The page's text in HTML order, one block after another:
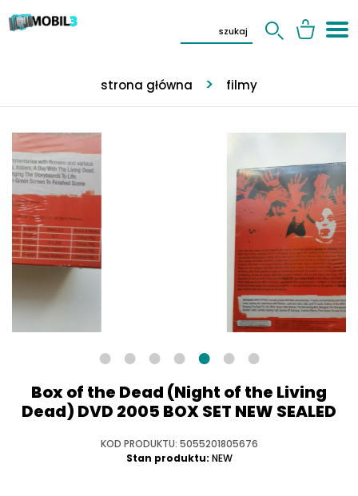
strona główna filmy
Box of the Dead (Night of the Living
Dead) DVD 2005 BOX SET NEW SEALED
KOD PRODUKTU: 5055201805676
Stan produktu: NEW